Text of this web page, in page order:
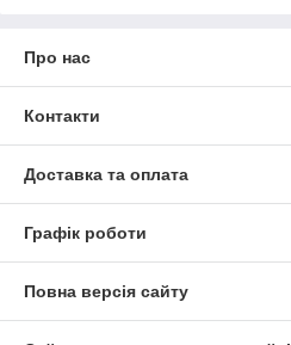
Про нас
Контакти
Доставка та оплата
Графік роботи
Повна версія сайту